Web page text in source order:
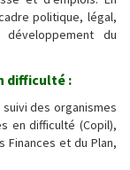
politique, légal,
du
difficulté :
des organismes
en difficulté (Copil),
Finances et du Plan,